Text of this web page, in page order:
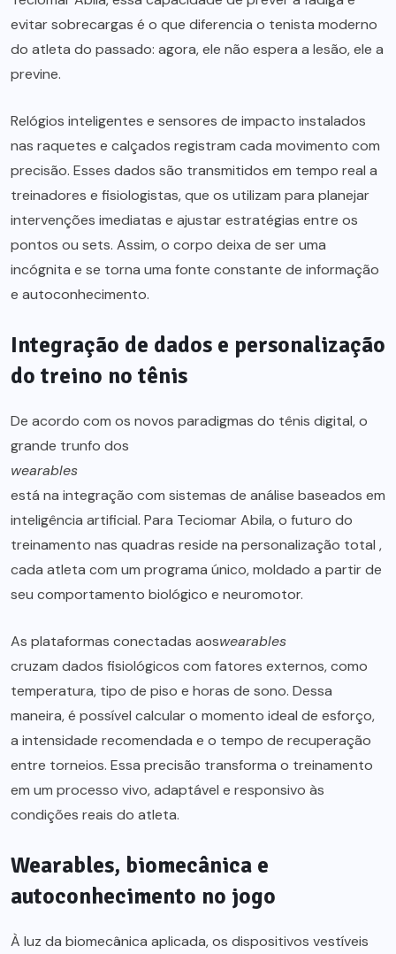
evitar sobrecargas é o que diferencia o tenista moderno
do atleta do passado: agora, ele não espera a lesão, ele a
previne.
Relógios inteligentes e sensores de impacto instalados
nas raquetes e calçados registram cada movimento com
precisão. Esses dados são transmitidos em tempo real a
treinadores e fisiologistas, que os utilizam para planejar
intervenções imediatas e ajustar estratégias entre os
pontos ou sets. Assim, o corpo deixa de ser uma
incógnita e se torna uma fonte constante de informação
e autoconhecimento.
Integração de dados e personalização
do treino no tênis
De acordo com os novos paradigmas do tênis digital, o
grande trunfo dos
wearables
está na integração com sistemas de análise baseados em
inteligência artificial. Para Teciomar Abila, o futuro do
treinamento nas quadras reside na personalização total ,
cada atleta com um programa único, moldado a partir de
seu comportamento biológico e neuromotor.
As plataformas conectadas aoswearables
cruzam dados fisiológicos com fatores externos, como
temperatura, tipo de piso e horas de sono. Dessa
maneira, é possível calcular o momento ideal de esforço,
a intensidade recomendada e o tempo de recuperação
entre torneios. Essa precisão transforma o treinamento
em um processo vivo, adaptável e responsivo às
condições reais do atleta.
Wearables, biomecânica e
autoconhecimento no jogo
À luz da biomecânica aplicada, os dispositivos vestíveis